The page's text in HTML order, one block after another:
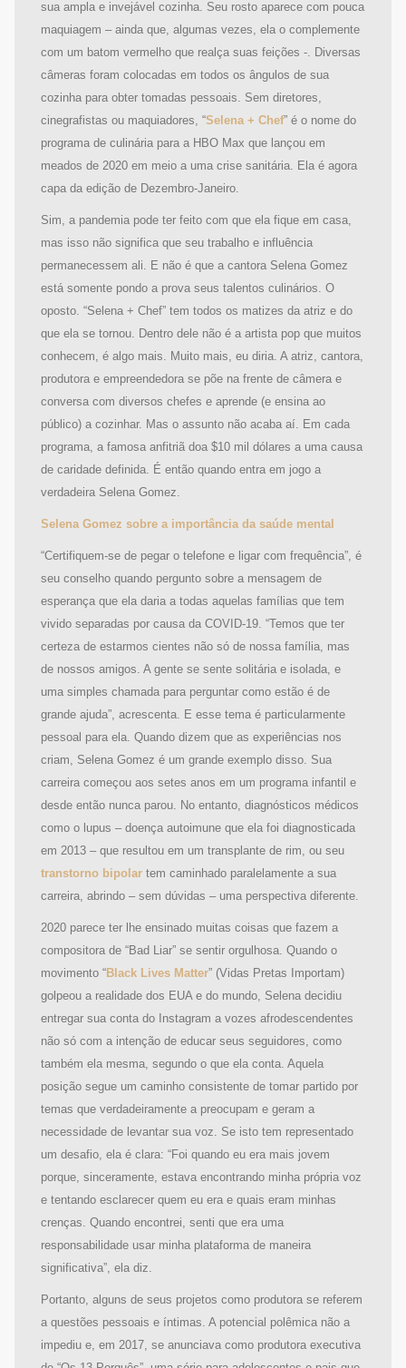
sua ampla e invejável cozinha. Seu rosto aparece com pouca
maquiagem – ainda que, algumas vezes, ela o complemente
com um batom vermelho que realça suas feições -. Diversas
câmeras foram colocadas em todos os ângulos de sua
cozinha para obter tomadas pessoais. Sem diretores,
cinegrafistas ou maquiadores, “Selena + Chef” é o nome do
programa de culinária para a HBO Max que lançou em
meados de 2020 em meio a uma crise sanitária. Ela é agora
capa da edição de Dezembro-Janeiro.
Sim, a pandemia pode ter feito com que ela fique em casa,
mas isso não significa que seu trabalho e influência
permanecessem ali. E não é que a cantora Selena Gomez
está somente pondo a prova seus talentos culinários. O
oposto. “Selena + Chef” tem todos os matizes da atriz e do
que ela se tornou. Dentro dele não é a artista pop que muitos
conhecem, é algo mais. Muito mais, eu diria. A atriz, cantora,
produtora e empreendedora se põe na frente de câmera e
conversa com diversos chefes e aprende (e ensina ao
público) a cozinhar. Mas o assunto não acaba aí. Em cada
programa, a famosa anfitriã doa $10 mil dólares a uma causa
de caridade definida. É então quando entra em jogo a
verdadeira Selena Gomez.
Selena Gomez sobre a importância da saúde mental
“Certifiquem-se de pegar o telefone e ligar com frequência”, é
seu conselho quando pergunto sobre a mensagem de
esperança que ela daria a todas aquelas famílias que tem
vivido separadas por causa da COVID-19. “Temos que ter
certeza de estarmos cientes não só de nossa família, mas
de nossos amigos. A gente se sente solitária e isolada, e
uma simples chamada para perguntar como estão é de
grande ajuda”, acrescenta. E esse tema é particularmente
pessoal para ela. Quando dizem que as experiências nos
criam, Selena Gomez é um grande exemplo disso. Sua
carreira começou aos setes anos em um programa infantil e
desde então nunca parou. No entanto, diagnósticos médicos
como o lupus – doença autoimune que ela foi diagnosticada
em 2013 – que resultou em um transplante de rim, ou seu
transtorno bipolar tem caminhado paralelamente a sua
carreira, abrindo – sem dúvidas – uma perspectiva diferente.
2020 parece ter lhe ensinado muitas coisas que fazem a
compositora de “Bad Liar” se sentir orgulhosa. Quando o
movimento “Black Lives Matter” (Vidas Pretas Importam)
golpeou a realidade dos EUA e do mundo, Selena decidiu
entregar sua conta do Instagram a vozes afrodescendentes
não só com a intenção de educar seus seguidores, como
também ela mesma, segundo o que ela conta. Aquela
posição segue um caminho consistente de tomar partido por
temas que verdadeiramente a preocupam e geram a
necessidade de levantar sua voz. Se isto tem representado
um desafio, ela é clara: “Foi quando eu era mais jovem
porque, sinceramente, estava encontrando minha própria voz
e tentando esclarecer quem eu era e quais eram minhas
crenças. Quando encontrei, senti que era uma
responsabilidade usar minha plataforma de maneira
significativa”, ela diz.
Portanto, alguns de seus projetos como produtora se referem
a questões pessoais e íntimas. A potencial polêmica não a
impediu e, em 2017, se anunciava como produtora executiva